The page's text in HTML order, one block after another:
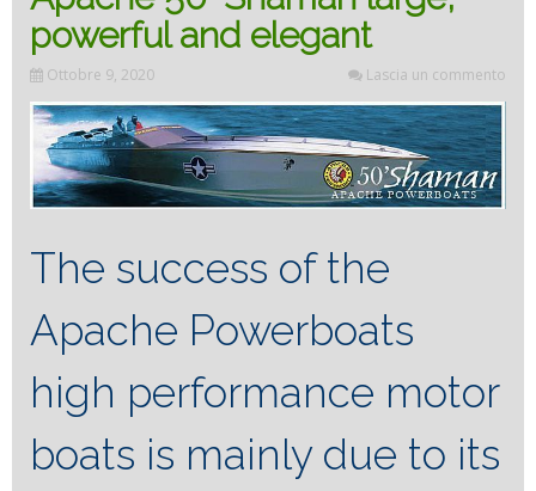
powerful and elegant
Ottobre 9, 2020 Lascia un commento
The success of the
Apache Powerboats
high performance motor
boats is mainly due to its